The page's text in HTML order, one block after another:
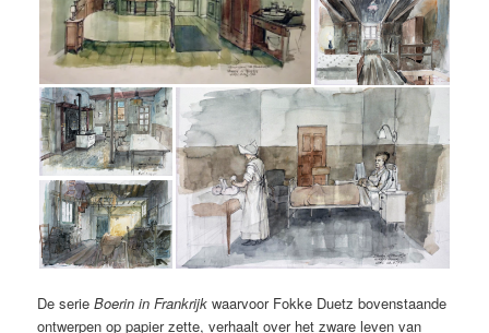
De serieBoerin in Frankrijk waarvoor Fokke Duetz bovenstaande
ontwerpen op papier zette, verhaalt over het zware leven van